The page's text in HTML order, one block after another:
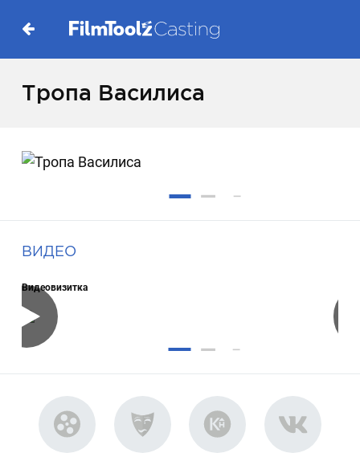
Тропа Василиса
ВИДЕО
Видеовизитка